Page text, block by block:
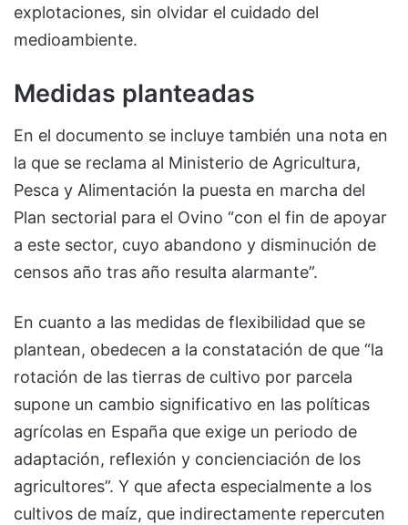
explotaciones, sin olvidar el cuidado del
medioambiente.
Medidas planteadas
En el documento se incluye también una nota en
la que se reclama al Ministerio de Agricultura,
Pesca y Alimentación la puesta en marcha del
Plan sectorial para el Ovino “con el fin de apoyar
a este sector, cuyo abandono y disminución de
censos año tras año resulta alarmante”.
En cuanto a las medidas de flexibilidad que se
plantean, obedecen a la constatación de que “la
rotación de las tierras de cultivo por parcela
supone un cambio significativo en las políticas
agrícolas en España que exige un periodo de
adaptación, reflexión y concienciación de los
agricultores”. Y que afecta especialmente a los
cultivos de maíz, que indirectamente repercuten